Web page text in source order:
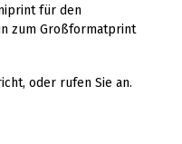
für den
zum Großformatprint
oder rufen Sie an.